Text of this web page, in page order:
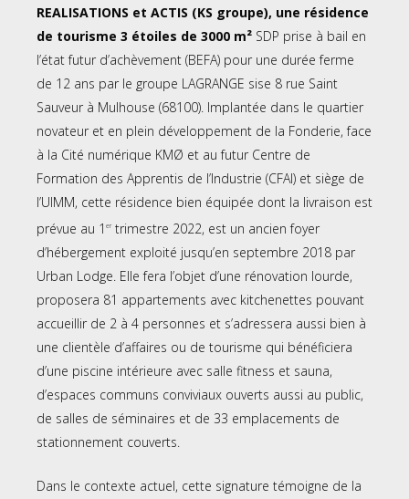
REALISATIONS et ACTIS (KS groupe), une résidence
de tourisme 3 étoiles de 3000 m² SDP prise à bail en
l’état futur d’achèvement (BEFA) pour une durée ferme
de 12 ans par le groupe LAGRANGE sise 8 rue Saint
Sauveur à Mulhouse (68100). Implantée dans le quartier
novateur et en plein développement de la Fonderie, face
à la Cité numérique KMØ et au futur Centre de
Formation des Apprentis de l’Industrie (CFAI) et siège de
l’UIMM, cette résidence bien équipée dont la livraison est
prévue au 1 ertrimestre 2022, est un ancien foyer
d’hébergement exploité jusqu’en septembre 2018 par
Urban Lodge. Elle fera l’objet d’une rénovation lourde,
proposera 81 appartements avec kitchenettes pouvant
accueillir de 2 à 4 personnes et s’adressera aussi bien à
une clientèle d’affaires ou de tourisme qui bénéficiera
d’une piscine intérieure avec salle fitness et sauna,
d’espaces communs conviviaux ouverts aussi au public,
de salles de séminaires et de 33 emplacements de
stationnement couverts.
Dans le contexte actuel, cette signature témoigne de la